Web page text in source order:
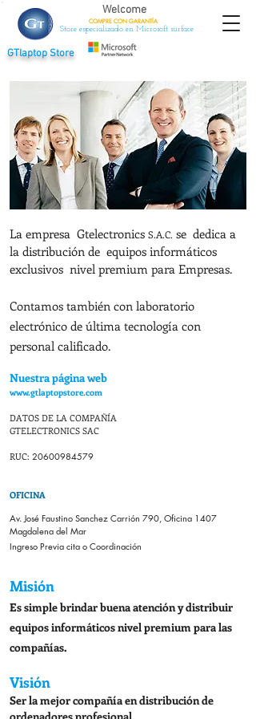
GTlaptop Store
Welcome
COMPRE CON GARANTÍA
Store especializado en Microsoft surface
La empresa Gtelectronics S.A.C. se dedica a
la distribución de equipos informáticos
exclusivos nivel premium para Empresas.
Contamos también con laboratorio
electrónico de última tecnología con
personal calificado.
Nuestrapáginaweb
www.gtlaptopstore.com
DATOS DE LA COMPAÑÍA
GTELECTRONICS SAC
RUC: 20600984579
OFICINA
Av. José Faustino Sanchez Carrión 790, Oficina 1407
Magdalena del Mar
Ingreso Previa cita o Coordinación
Misión
Es simple brindar buena atención y distribuir
equipos informáticos nivel premium para las
compañías.
Visión
Ser la mejor compañía en distribución de